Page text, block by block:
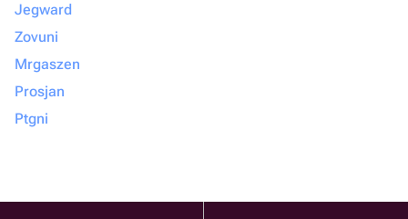
Jegward
Zovuni
Mrgaszen
Prosjan
Ptgni